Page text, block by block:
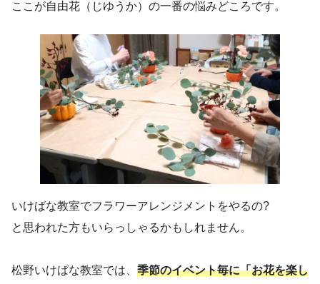
ここが自由花（じゆうか）の一番の悩みどころです。
いけばな教室でフラワーアレンジメントをやるの?
と思われた方もいらっしゃるかもしれません。
松野いけばな教室では、 季節のイベント毎に「お花を楽し